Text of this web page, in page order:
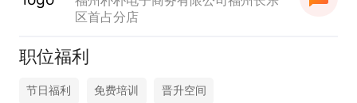
区首占分店
职位福利
节日福利 免费培训 晋升空间